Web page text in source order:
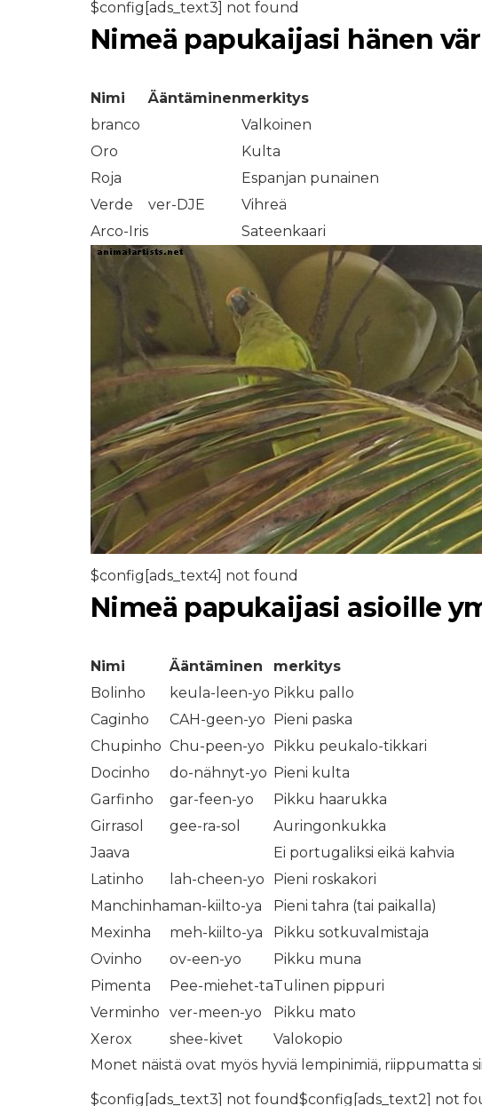
$config[ads_text3] not found
Nimeä papukaijasi hänen
Nimi Ääntäminenmerkitys
branco
Valkoinen
Oro
Kulta
Roja
Espanjan punainen
Verde
ver-DJE
Vihreä
Arco-Iris
Sateenkaari
$config[ads_text4] not found
Nimeä papukaijasi asioille
Nimi Ääntäminen
merkitys
Bolinho
keula-leen-yo Pikku pallo
Caginho
CAH-geen-yo Pieni paska
Chupinho Chu-peen-yo
Pikku peukalo-tikkari
Docinho
do-nähnyt-yo Pieni kulta
Garfinho
gar-feen-yo
Pikku haarukka
Girrasol
gee-ra-sol
Auringonkukka
Jaava
Ei portugaliksi eikä kahvia
Latinho
lah-cheen-yo
Pieni roskakori
Manchinhaman-kiilto-ya
Pieni tahra (tai paikalla)
Mexinha
meh-kiilto-ya
Pikku sotkuvalmistaja
Ovinho
ov-een-yo
Pikku muna
Pimenta
Pee-miehet-taTulinen pippuri
Verminho
ver-meen-yo
Pikku mato
Xerox
shee-kivet
Valokopio
Monet näistä ovat myös hyviä lempinimiä, riippumatta
$config[ads_text3] not found$config[ads_text2] not